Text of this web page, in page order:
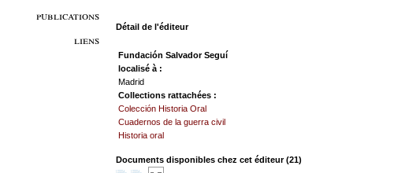
publications
liens
Détail de l'éditeur
Fundación Salvador Seguí
localisé à :
Madrid
Collections rattachées :
Colección Historia Oral
Cuadernos de la guerra civil
Historia oral
Documents disponibles chez cet éditeur (21)